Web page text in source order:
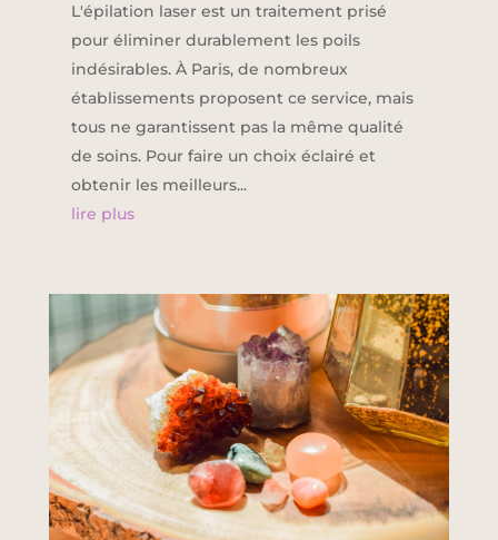
L'épilation laser est un traitement prisé
pour éliminer durablement les poils
indésirables. À Paris, de nombreux
établissements proposent ce service, mais
tous ne garantissent pas la même qualité
de soins. Pour faire un choix éclairé et
obtenir les meilleurs...
lire plus